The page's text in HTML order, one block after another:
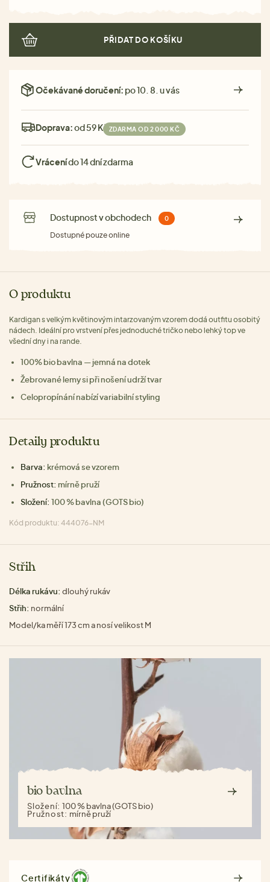
PŘIDAT DO KOŠÍKU
Očekávané doručení: po 10. 8. u vás
Doprava:od 59 Kč ZDARMA OD 2 000 KČ
Vrácenído 14 dní zdarma
Dostupnost v obchodech 0
Dostupné pouze online
O produktu
Kardigan s velkým květinovým intarzovaným vzorem dodá outfitu osobitý
nádech. Ideální pro vrstvení přes jednoduché tričko nebo lehký top ve
všední dny i na rande.
100% bio bavlna — jemná na dotek
Žebrované lemy si při nošení udrží tvar
Celopropínání nabízí variabilní styling
Detaily produktu
Barva: krémová se vzorem
Pružnost: mírně pruží
Složení: 100 % bavlna (GOTS bio)
Kód produktu: 444076-NM
Střih
Délka rukávu: dlouhý rukáv
Střih: normální
Model/ka měří 173 cm a nosí velikost M
bio bavlna
Složení:100 % bavlna (GOTS bio)
Pružnost: mírně pruží
Certifikáty